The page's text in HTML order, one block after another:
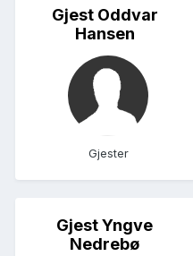
Gjest Oddvar
Hansen
Gjester
Gjest Yngve
Nedrebø